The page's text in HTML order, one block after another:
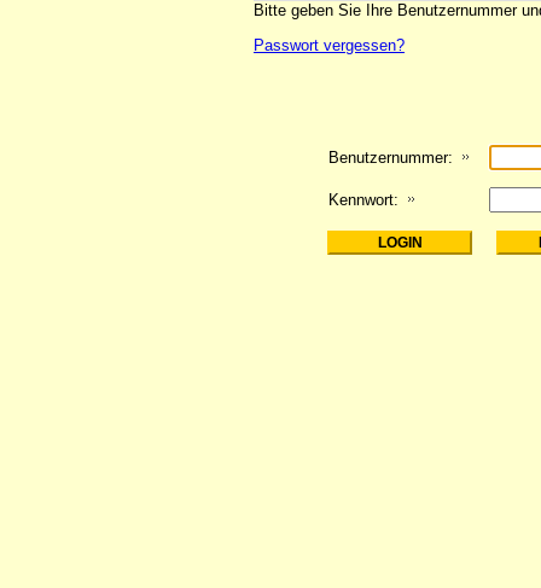
Bitte geben Sie Ihre Benutzernummer
Passwort vergessen?
Benutzernummer:
Kennwort: